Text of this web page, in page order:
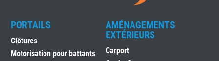
PORTAILS
Clôtures
Motorisation pour battants
AMÉNAGEMENTS
EXTÉRIEURS
Carport